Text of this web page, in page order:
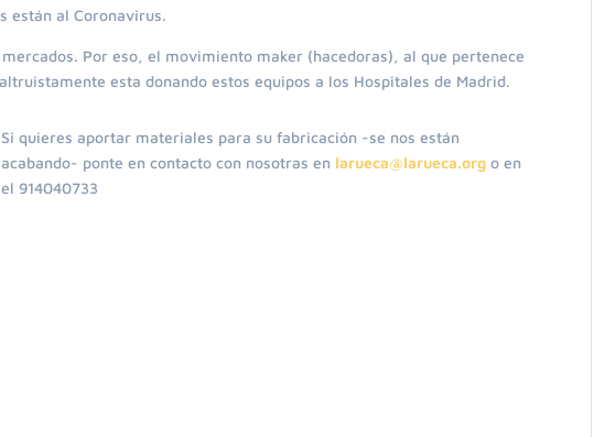
están al Coronavirus.
Por eso, el movimiento maker (hacedoras), al que pertenece
esta donando estos equipos a los Hospitales de Madrid.
Si quieres aportar materiales para su fabricación -se nos están
acabando- ponte en contacto con nosotras en larueca@larueca.org o en
el 914040733